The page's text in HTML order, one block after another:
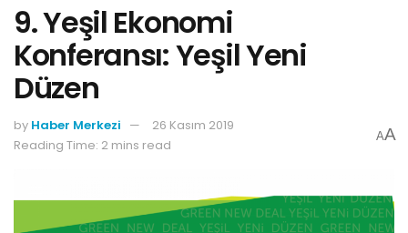
9. Yeşil Ekonomi
Konferansı: Yeşil Yeni
Düzen
by Haber Merkezi
26 Kasım 2019
Reading Time: 2 mins read
AA